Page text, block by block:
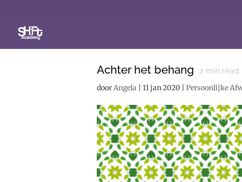
Achter het behang 2 min read
doorAngela 11 jan 2020 Persoonlijke